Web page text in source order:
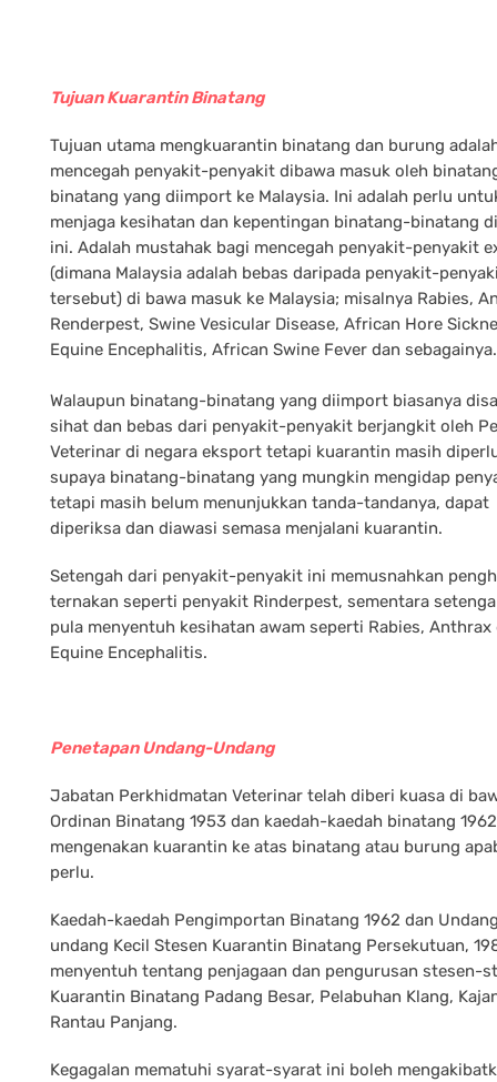
Tujuan Kuarantin Binatang
Tujuan utama mengkuarantin binatang dan burung
mencegah penyakit-penyakit dibawa masuk oleh
binatang yang diimport ke Malaysia. Ini adalah perlu
menjaga kesihatan dan kepentingan binatang-binatang
ini. Adalah mustahak bagi mencegah penyakit-penyakit
(dimana Malaysia adalah bebas daripada penyakit-
tersebut) di bawa masuk ke Malaysia; misalnya Rabies,
Renderpest, Swine Vesicular Disease, African Hore
Equine Encephalitis, African Swine Fever dan sebagainya.
Walaupun binatang-binatang yang diimport biasanya
sihat dan bebas dari penyakit-penyakit berjangkit oleh
Veterinar di negara eksport tetapi kuarantin masih
supaya binatang-binatang yang mungkin mengidap
tetapi masih belum menunjukkan tanda-tandanya, dapat
diperiksa dan diawasi semasa menjalani kuarantin.
Setengah dari penyakit-penyakit ini memusnahkan
ternakan seperti penyakit Rinderpest, sementara
pula menyentuh kesihatan awam seperti Rabies, Anthrax
Equine Encephalitis.
Penetapan Undang-Undang
Jabatan Perkhidmatan Veterinar telah diberi kuasa di
Ordinan Binatang 1953 dan kaedah-kaedah binatang
mengenakan kuarantin ke atas binatang atau burung
perlu.
Kaedah-kaedah Pengimportan Binatang 1962 dan
undang Kecil Stesen Kuarantin Binatang Persekutuan,
menyentuh tentang penjagaan dan pengurusan stesen-
Kuarantin Binatang Padang Besar, Pelabuhan Klang,
Rantau Panjang.
Kegagalan mematuhi syarat-syarat ini boleh